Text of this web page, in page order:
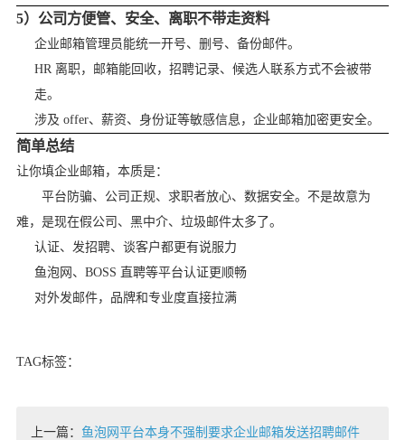
5）公司方便管、安全、离职不带走资料
企业邮箱管理员能统一开号、删号、备份邮件。
HR 离职，邮箱能回收，招聘记录、候选人联系方式不会被带
走。
涉及 offer、薪资、身份证等敏感信息，企业邮箱加密更安全。
简单总结
让你填企业邮箱，本质是：
平台防骗、公司正规、求职者放心、数据安全。不是故意为
难，是现在假公司、黑中介、垃圾邮件太多了。
认证、发招聘、谈客户都更有说服力
鱼泡网、BOSS 直聘等平台认证更顺畅
对外发邮件，品牌和专业度直接拉满
TAG标签：
上一篇： 鱼泡网平台本身不强制要求企业邮箱发送招聘邮件